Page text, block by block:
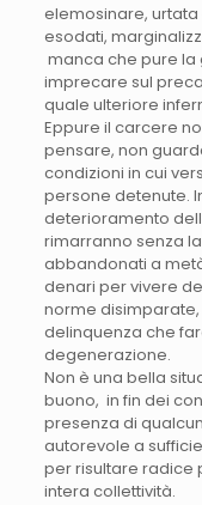
elemosinare,
esodati,
manca che pure la
imprecare sul
quale ulteriore
Eppure il carcere
pensare, non
condizioni in cui
persone detenute.
deterioramento
rimarranno senza
abbandonati a
denari per vivere
norme disimparate,
delinquenza che
degenerazione.
Non è una bella
buono, in fin dei
presenza di
autorevole a
per risultare radice
intera collettività.